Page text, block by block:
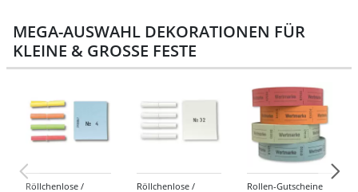
MEGA-AUSWAHL DEKORATIONEN FÜR
KLEINE & GROSSE FESTE
Röllchenlose /
Röllchenlose /
Rollen-Gutscheine